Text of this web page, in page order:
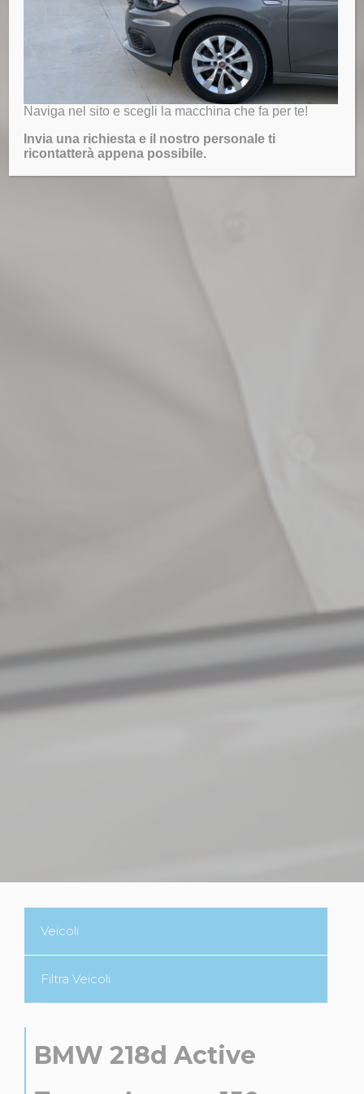
Veicoli
Filtra Veicoli
BMW 218d Active
Naviga nel sito e scegli la macchina che fa per te!
Invia una richiesta e il nostro personale ti
ricontatterà appena possibile.